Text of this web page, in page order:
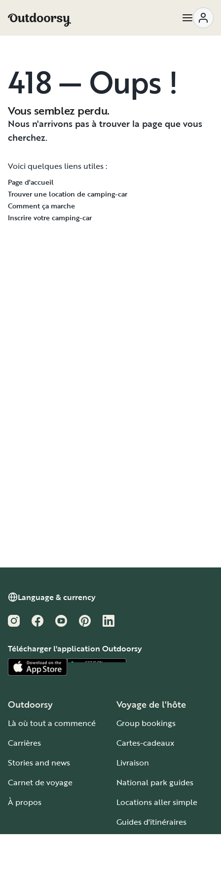
418 — Oups !
Vous semblez perdu.
Nous n'arrivons pas à trouver la page que vous
cherchez.
Voici quelques liens utiles :
Page d'accueil
Trouver une location de camping-car
Comment ça marche
Inscrire votre camping-car
Language & currency
InstagramFacebookYouTubePinterestLinkedIn
Télécharger l'application Outdoorsy
Outdoorsy
Là où tout a commencé
Carrières
Stories and news
Carnet de voyage
À propos
Voyage de l'hôte
Group bookings
Cartes-cadeaux
Livraison
National park guides
Locations aller simple
Guides d'itinéraires